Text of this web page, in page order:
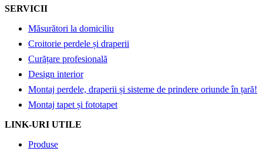
SERVICII
Măsurători la domiciliu
Croitorie perdele și draperii
Curățare profesională
Design interior
Montaj perdele, draperii și sisteme de prindere oriunde în țară!
Montaj tapet și fototapet
LINK-URI UTILE
Produse